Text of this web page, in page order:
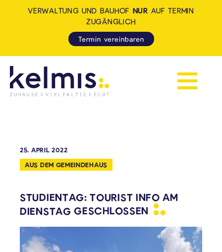
Navigation
VERWALTUNG UND BAUHOF NUR AUF TERMIN
ZUGÄNGLICH
Termin vereinbaren
25. APRIL 2022
AUS DEM GEMEINDEHAUS
STUDIENTAG: TOURIST INFO AM
DIENSTAGGESCHLOSSEN